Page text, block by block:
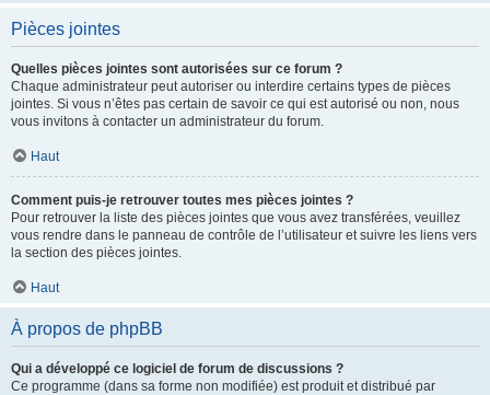
Pièces jointes
Quelles pièces jointes sont autorisées sur ce forum ?
Chaque administrateur peut autoriser ou interdire certains types de pièces
jointes. Si vous n’êtes pas certain de savoir ce qui est autorisé ou non, nous
vous invitons à contacter un administrateur du forum.
Haut
Comment puis-je retrouver toutes mes pièces jointes ?
Pour retrouver la liste des pièces jointes que vous avez transférées, veuillez
vous rendre dans le panneau de contrôle de l’utilisateur et suivre les liens vers
la section des pièces jointes.
Haut
À propos de phpBB
Qui a développé ce logiciel de forum de discussions ?
Ce programme (dans sa forme non modifiée) est produit et distribué par